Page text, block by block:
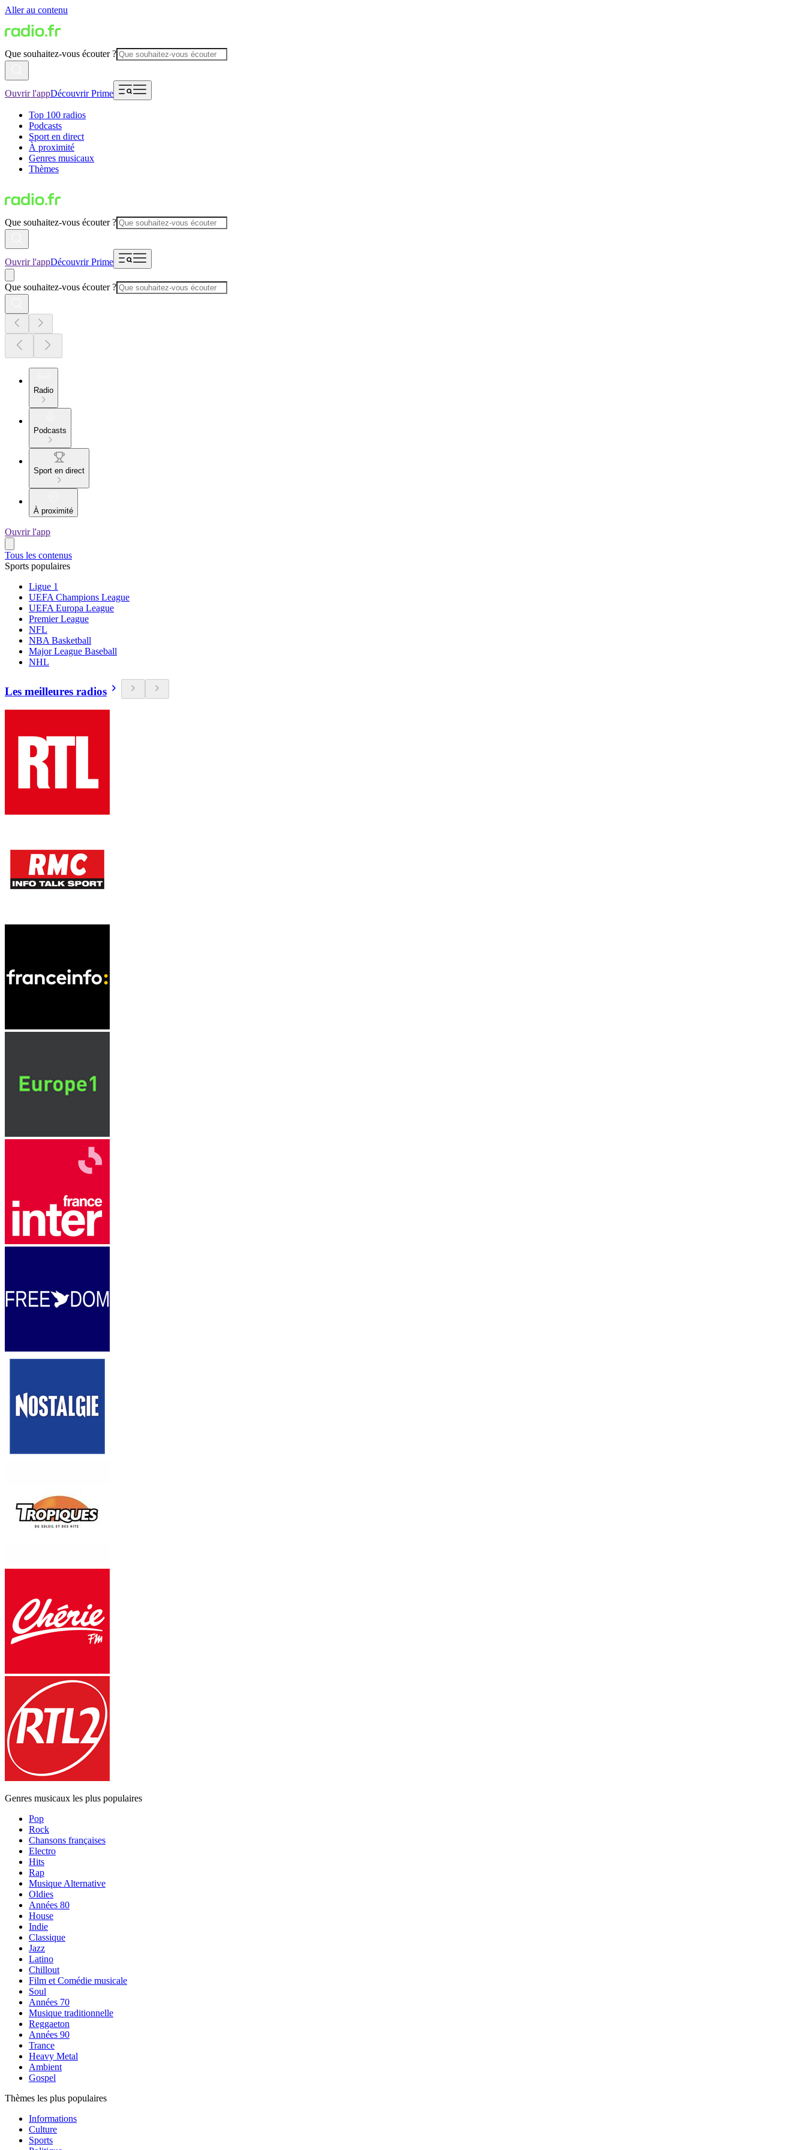
Aller au contenu
Que souhaitez-vous écouter ?
Ouvrir l'appDécouvrir Prime
Top 100 radios
Podcasts
Sport en direct
À proximité
Genres musicaux
Thèmes
Que souhaitez-vous écouter ?
Ouvrir l'appDécouvrir Prime
Que souhaitez-vous écouter ?
Radio
Podcasts
Sport en direct
À proximité
Ouvrir l'app
Tous les contenus
Sports populaires
Ligue 1
UEFA Champions League
UEFA Europa League
Premier League
NFL
NBA Basketball
Major League Baseball
NHL
Les meilleures radios
Genres musicaux les plus populaires
Pop
Rock
Chansons françaises
Electro
Hits
Rap
Musique Alternative
Oldies
Années 80
House
Indie
Classique
Jazz
Latino
Chillout
Film et Comédie musicale
Soul
Années 70
Musique traditionnelle
Reggaeton
Années 90
Trance
Heavy Metal
Ambient
Gospel
Thèmes les plus populaires
Informations
Culture
Sports